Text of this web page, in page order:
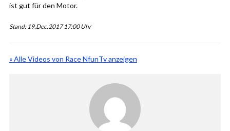
ist gut für den Motor.
Stand: 19.Dec.2017 17:00 Uhr
« Alle Videos von Race NfunTv anzeigen